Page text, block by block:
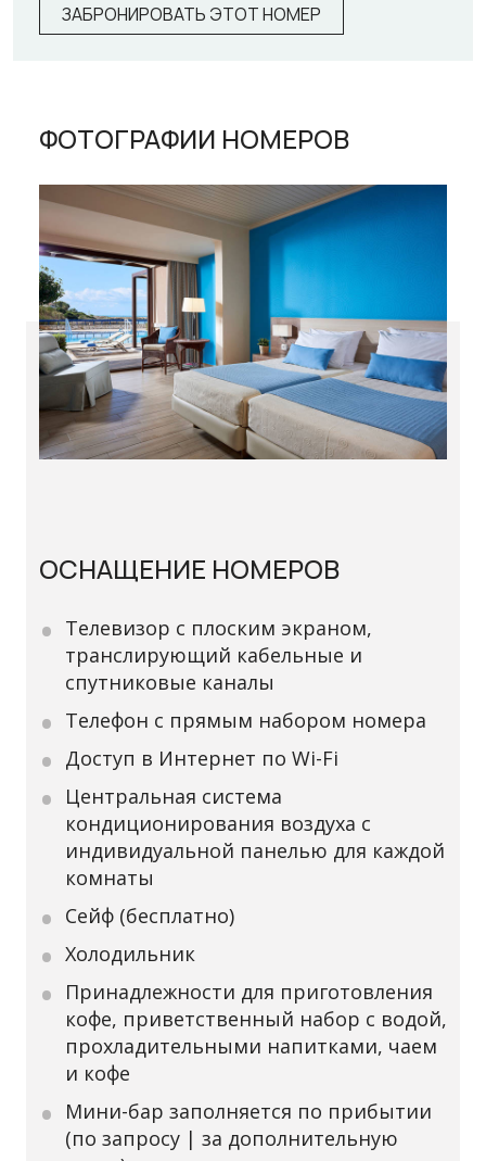
ЗАБРОНИРОВАТЬ ЭТОТ НОМЕР
ФОТОГРАФИИ НОМЕРОВ
ОСНАЩЕНИЕ НОМЕРОВ
Телевизор с плоским экраном,
транслирующий кабельные и
спутниковые каналы
Телефон с прямым набором номера
Доступ в Интернет по Wi-Fi
Центральная система
кондиционирования воздуха с
индивидуальной панелью для каждой
комнаты
Сейф (бесплатно)
Холодильник
Принадлежности для приготовления
кофе, приветственный набор с водой,
прохладительными напитками, чаем
и кофе
Мини-бар заполняется по прибытии
(по запросу | за дополнительную